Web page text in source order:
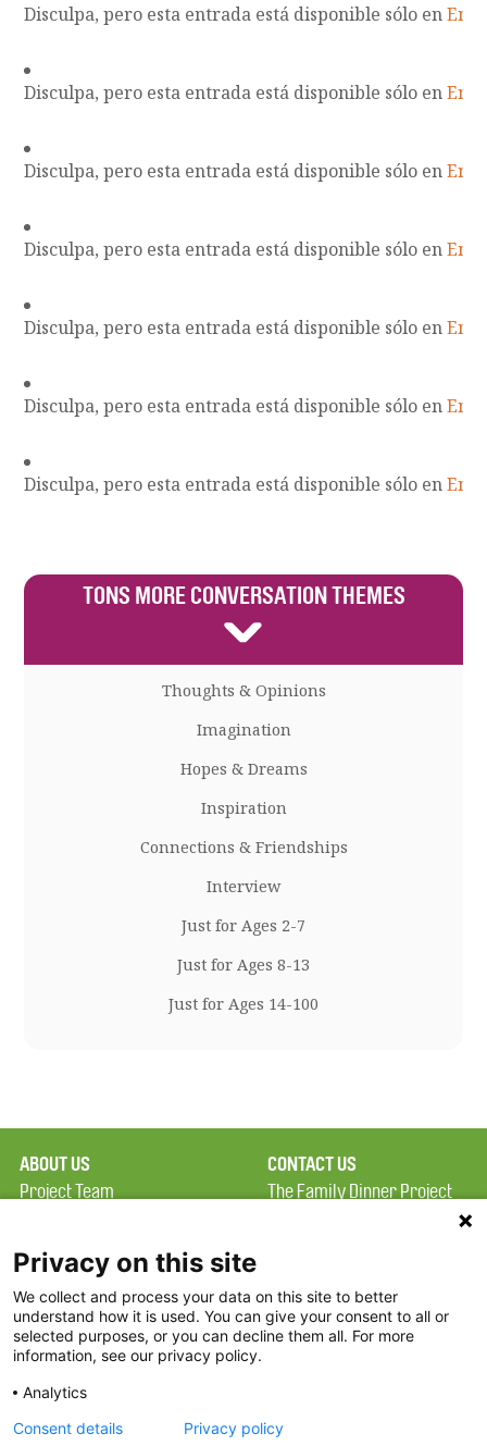
Disculpa, pero esta entrada está disponible sólo en
Disculpa, pero esta entrada está disponible sólo en
Disculpa, pero esta entrada está disponible sólo en
Disculpa, pero esta entrada está disponible sólo en
Disculpa, pero esta entrada está disponible sólo en
Disculpa, pero esta entrada está disponible sólo en
Disculpa, pero esta entrada está disponible sólo en
TONS MORE CONVERSATION THEMES
Thoughts & Opinions
Imagination
Hopes & Dreams
Inspiration
Connections & Friendships
Interview
Just for Ages 2-7
Just for Ages 8-13
Just for Ages 14-100
ABOUT US
Project Team
Terms of Use
FAQ
FDP in the News
Partners
CONTACT US
The Family Dinner Project
Square, Suite 900
Boston, MA 02114
Privacy on this site
We collect and process your data on this site to better
understand how it is used. You can give your consent to all or
selected purposes, or you can decline them all. For more
information, see our privacy policy.
Analytics
Consent details
Privacy policy